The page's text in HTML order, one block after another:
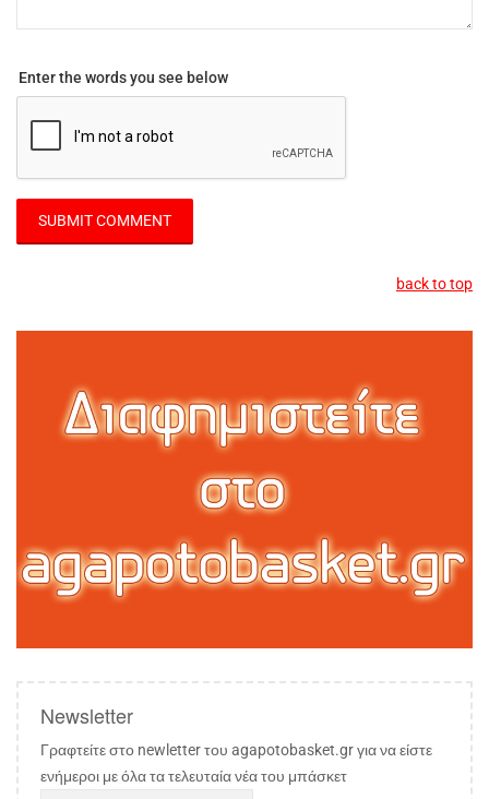
Enter the words you see below
back to top
Newsletter
Γραφτείτε στο newletter του agapotobasket.gr για να είστε
ενήμεροι με όλα τα τελευταία νέα του μπάσκετ